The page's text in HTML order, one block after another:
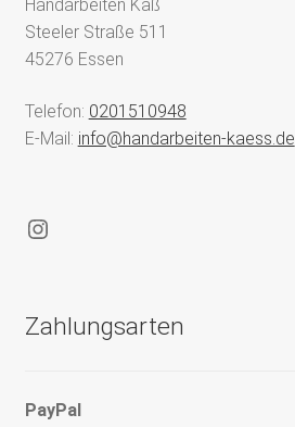
Handarbeiten Käß
Steeler Straße 511
45276 Essen
Telefon: 0201510948
E-Mail: info@handarbeiten-kaess.de
Instagram
Zahlungsarten
PayPal